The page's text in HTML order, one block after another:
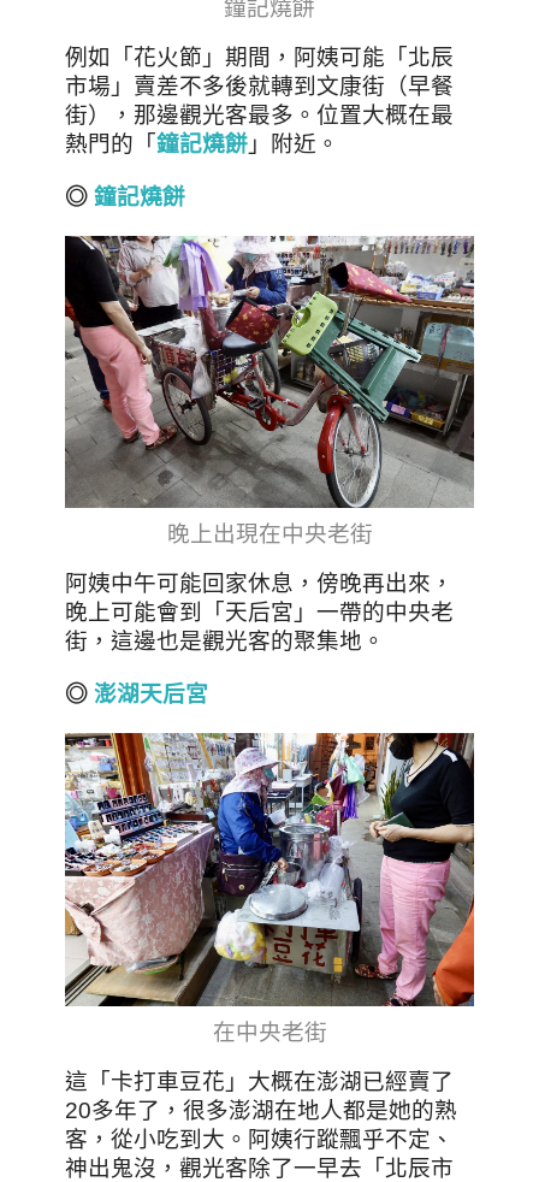
鐘記燒餅
例如「花火節」期間，阿姨可能「北辰
市場」賣差不多後就轉到文康街（早餐
街），那邊觀光客最多。位置大概在最
熱門的「鐘記燒餅 」附近。
◎ 鐘記燒餅
晚上出現在中央老街
阿姨中午可能回家休息，傍晚再出來，
晚上可能會到「天后宮」一帶的中央老
街，這邊也是觀光客的聚集地。
◎ 澎湖天后宮
在中央老街
這「卡打車豆花」大概在澎湖已經賣了
20多年了，很多澎湖在地人都是她的熟
客，從小吃到大。阿姨行蹤飄乎不定、
神出鬼沒，觀光客除了一早去「北辰市